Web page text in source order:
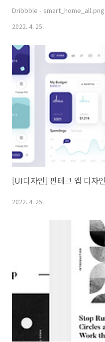
Dribbble -
2022. 4. 25.
[UI디자인] 핀테크 앱 디자인
2022. 4. 25.